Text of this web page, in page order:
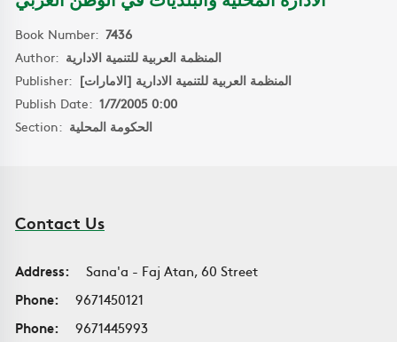
Book Number: 7436
Author: المنظمة العربية للتنمية الادارية
Publisher: المنظمة العربية للتنمية الادارية [الامارات]
Publish Date: 1/7/2005 0:00
Section: الحكومة المحلية
Contact Us
Address:
Sana'a - Faj Atan, 60 Street
Phone:
9671450121
Phone:
9671445993